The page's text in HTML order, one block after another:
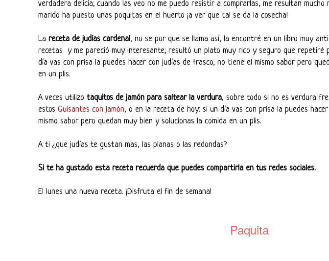
verdadera delicia; cuando las veo no me puedo resistir a comprarlas, me resultan mucho
marido ha puesto unas poquitas en el huerto ¡a ver que tal se da la cosecha!
La receta de judías cardenal, no se por que se llama así, la encontré en un libro muy
recetas y me pareció muy interesante; resultó un plato muy rico y seguro que repetiré
día vas con prisa la puedes hacer con judías de frasco, no tiene el mismo sabor pero
en un plis.
A veces utilizo taquitos de jamón para saltear la verdura, sobre todo si no es verdura
estos Guisantes con jamón, o en la receta de hoy: si un día vas con prisa la puedes
mismo sabor pero quedan muy bien y solucionas la comida en un plis.
A ti ¿que judías te gustan mas, las planas o las redondas?
Si te ha gustado esta receta recuerda que puedes compartirla en tus redes sociales.
El lunes una nueva receta. ¡Disfruta el fin de semana!
Paquita